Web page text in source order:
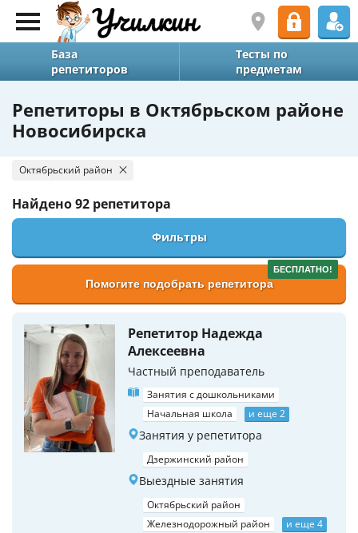
База
репетиторов
Тесты по
предметам
Репетиторы в Октябрьском районе
Новосибирска
Октябрьский район
Найдено92 репетитора
Фильтры
БЕСПЛАТНО!
Помогите подобрать репетитора
Репетитор Надежда
Алексеевна
Частный преподаватель
Занятия с дошкольниками
Начальная школа
и еще 2
Занятия у репетитора
Дзержинский район
Выездные занятия
Октябрьский район
Железнодорожный район
и еще 4